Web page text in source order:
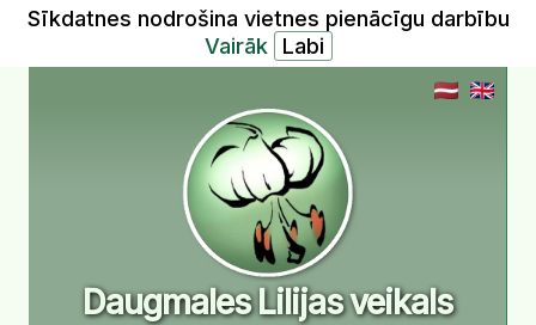
Sīkdatnes nodrošina vietnes pienācīgu darbību
Vairāk
Daugmales Lilijas veikals